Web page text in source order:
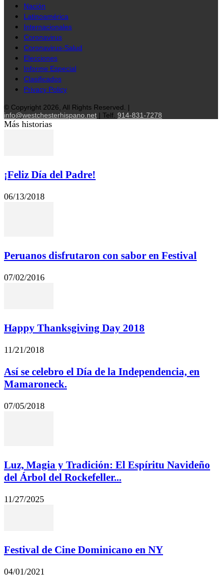
Nación
Latinoamérica
Internacionales
Coronavirus
Coronavirus-Salud
Elecciones
Informe Especial
Clasificados
Privacy Policy
© Copyright 2026, All Rights Reserved. |
info@westchesterhispano.net | Telf. 914-831-7278
Más historias
¡Feliz Día del Padre!
06/13/2018
Peruanos disfrutaron con sabor en Festival
07/02/2016
Happy Thanksgiving Day 2018
11/21/2018
Así se celebro el Día de la Independencia, en
Mamaroneck.
07/05/2018
Luz, Magia y Tradición: El Espíritu Navideño
del Árbol del Rockefeller...
11/27/2025
Festival de Cine Dominicano en NY
04/01/2021